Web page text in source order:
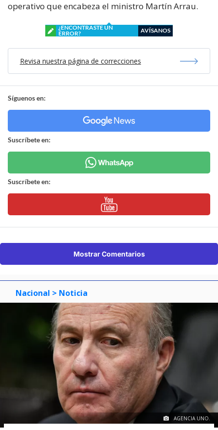
operativo que encabeza el ministro Martín Arrau.
¿ENCONTRASTE UN
ERROR?
AVÍSANOS
Revisa nuestra página de correcciones
Síguenos en:
Suscríbete en:
Suscríbete en:
Mostrar Comentarios
Nacional > Noticia
AGENCIA UNO.